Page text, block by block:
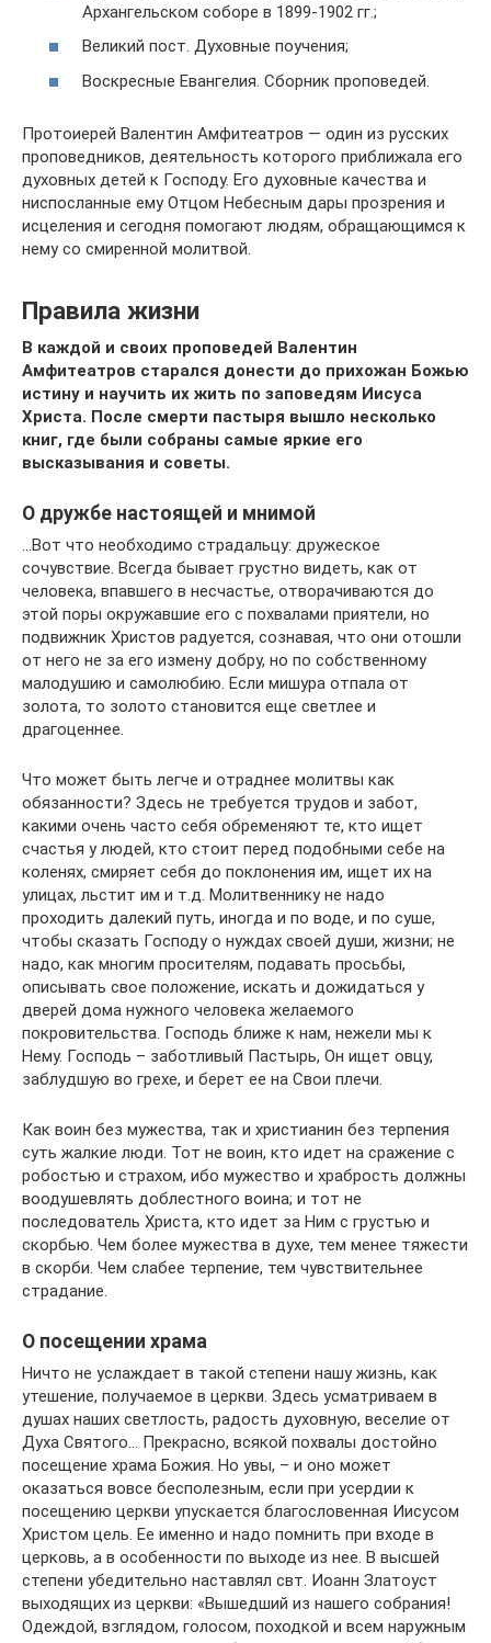
Архангельском соборе в 1899-1902 гг.;
Великий пост. Духовные поучения;
Воскресные Евангелия. Сборник проповедей.
Протоиерей Валентин Амфитеатров — один из русских
проповедников, деятельность которого приближала его
духовных детей к Господу. Его духовные качества и
ниспосланные ему Отцом Небесным дары прозрения и
исцеления и сегодня помогают людям, обращающимся к
нему со смиренной молитвой.
Правила жизни
В каждой и своих проповедей Валентин
Амфитеатров старался донести до прихожан Божью
истину и научить их жить по заповедям Иисуса
Христа. После смерти пастыря вышло несколько
книг, где были собраны самые яркие его
высказывания и советы.
О дружбе настоящей и мнимой
…Вот что необходимо страдальцу: дружеское
сочувствие. Всегда бывает грустно видеть, как от
человека, впавшего в несчастье, отворачиваются до
этой поры окружавшие его с похвалами приятели, но
подвижник Христов радуется, сознавая, что они отошли
от него не за его измену добру, но по собственному
малодушию и самолюбию. Если мишура отпала от
золота, то золото становится еще светлее и
драгоценнее.
Что может быть легче и отраднее молитвы как
обязанности? Здесь не требуется трудов и забот,
какими очень часто себя обременяют те, кто ищет
счастья у людей, кто стоит перед подобными себе на
коленях, смиряет себя до поклонения им, ищет их на
улицах, льстит им и т.д. Молитвеннику не надо
проходить далекий путь, иногда и по воде, и по суше,
чтобы сказать Господу о нуждах своей души, жизни; не
надо, как многим просителям, подавать просьбы,
описывать свое положение, искать и дожидаться у
дверей дома нужного человека желаемого
покровительства. Господь ближе к нам, нежели мы к
Нему. Господь – заботливый Пастырь, Он ищет овцу,
заблудшую во грехе, и берет ее на Свои плечи.
Как воин без мужества, так и христианин без терпения
суть жалкие люди. Тот не воин, кто идет на сражение с
робостью и страхом, ибо мужество и храбрость должны
воодушевлять доблестного воина; и тот не
последователь Христа, кто идет за Ним с грустью и
скорбью. Чем более мужества в духе, тем менее тяжести
в скорби. Чем слабее терпение, тем чувствительнее
страдание.
О посещении храма
Ничто не услаждает в такой степени нашу жизнь, как
утешение, получаемое в церкви. Здесь усматриваем в
душах наших светлость, радость духовную, веселие от
Духа Святого… Прекрасно, всякой похвалы достойно
посещение храма Божия. Но увы, – и оно может
оказаться вовсе бесполезным, если при усердии к
посещению церкви упускается благословенная Иисусом
Христом цель. Ee именно и надо помнить при входе в
церковь, а в особенности по выходе из нее. В высшей
степени убедительно наставлял свт. Иоанн Златоуст
выходящих из церкви: «Вышедший из нашего собрания!
Одеждой, взглядом, голосом, походкой и всем наружным